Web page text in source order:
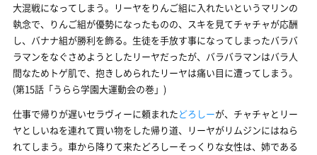
大混戦になってしまう。リーヤをりんご組に入れたいというマリンの
執念で、りんご組が優勢になったものの、スキを見てチャチャが応酬
し、バナナ組が勝利を飾る。生徒を手放す事になってしまったバラバ
ラマンをなぐさめようとしたリーヤだったが、バラバラマンはバラ人
間なためトゲ肌で、抱きしめられたリーヤは痛い目に遭ってしまう。
(第15話「うらら学園大運動会の巻」)
仕事で帰りが遅いセラヴィーに頼まれたどろしーが、チャチャとリー
ヤとしいねを連れて買い物をした帰り道、リーヤがリムジンにはねら
れてしまう。車から降りて来たどろしーそっくりな女性は、姉である